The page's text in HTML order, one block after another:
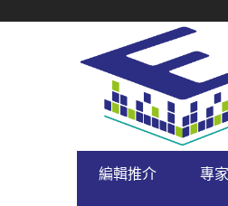
NAVIGATION
PRIMARY
NAVIGATION
編輯推介 專